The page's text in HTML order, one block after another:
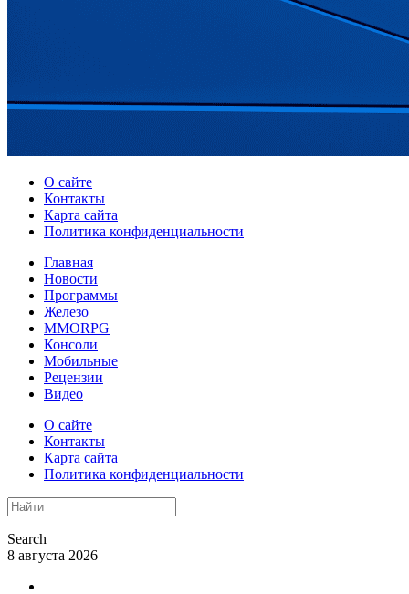
О сайте
Контакты
Карта сайта
Политика конфиденциальности
Главная
Новости
Программы
Железо
MMORPG
Консоли
Мобильные
Рецензии
Видео
О сайте
Контакты
Карта сайта
Политика конфиденциальности
Search
8 августа 2026